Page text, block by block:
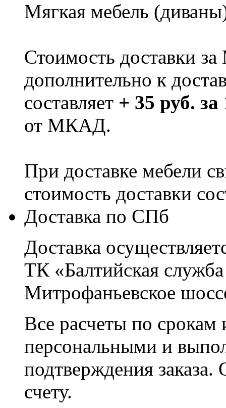
Мягкая мебель
Стоимость доставки
дополнительно к
составляет + 35 руб.
от МКАД.
При доставке мебели
стоимость доставки
Доставка по СПб
Доставка
ТК «Балтийская
Митрофаньевское
Все расчеты по срокам
персональными и
подтверждения заказа.
счету.